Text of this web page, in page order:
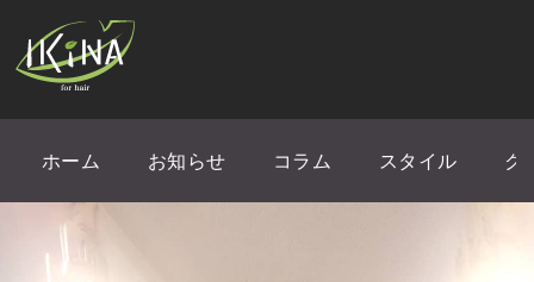
ホーム お知らせ コラム スタイル ク